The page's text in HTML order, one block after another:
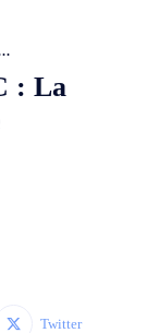
: La
Twitter